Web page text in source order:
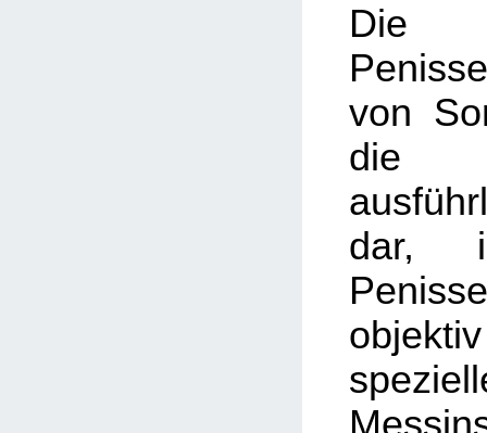
Die
von
die
dar,